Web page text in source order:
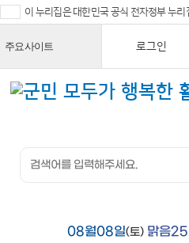
이 누리집은 대한민국 공식 전자정부 누리
주요사이트 로그인
08월08일(토) 맑음